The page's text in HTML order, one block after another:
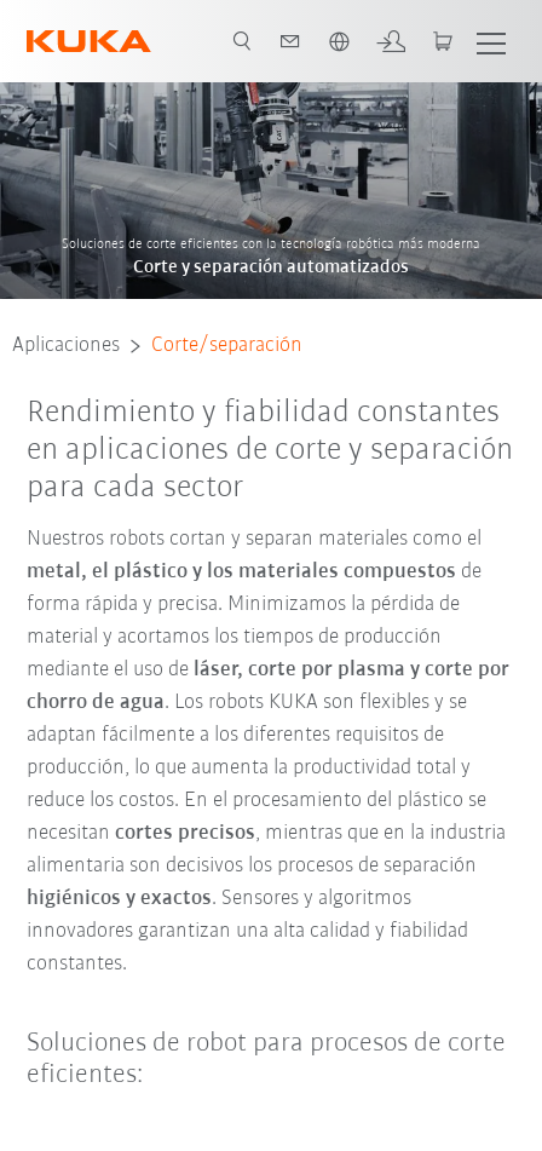
de aplicaciones Contacto references Socios de sistemas
Soluciones de corte eficientes con la tecnología robótica más moderna
Corte y separación automatizados
Aplicaciones Corte/separación
Rendimiento y fiabilidad constantes
en aplicaciones de corte y separación
para cada sector
Nuestros robots cortan y separan materiales como el
metal, el plástico y los materiales compuestos de
forma rápida y precisa. Minimizamos la pérdida de
material y acortamos los tiempos de producción
mediante el uso de láser, corte por plasma y corte por
chorro de agua. Los robots KUKA son flexibles y se
adaptan fácilmente a los diferentes requisitos de
producción, lo que aumenta la productividad total y
reduce los costos. En el procesamiento del plástico se
necesitancortes precisos, mientras que en la industria
alimentaria son decisivos los procesos de separación
higiénicos y exactos. Sensores y algoritmos
innovadores garantizan una alta calidad y fiabilidad
constantes.
Soluciones de robot para procesos de corte
eficientes: